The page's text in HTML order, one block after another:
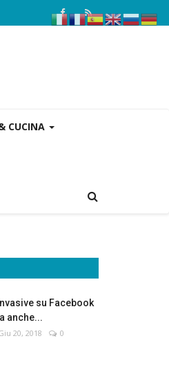
CUCINA
su Facebook
anche...
20, 2018
0